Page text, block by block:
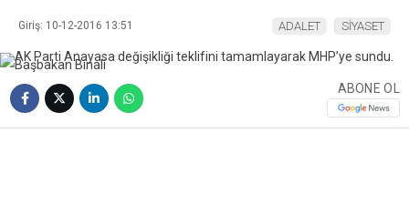
Giriş: 10-12-2016 13:51 ADALET SİYASET
ABONE OL